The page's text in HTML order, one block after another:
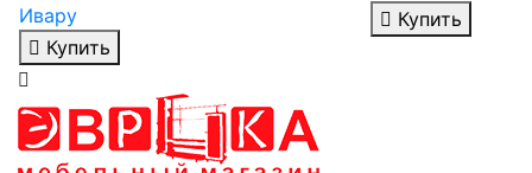
Купить
Купить